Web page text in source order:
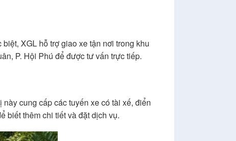
XGL hỗ trợ giao xe tận nơi trong khu
P. Hội Phú để được tư vấn trực tiếp.
cung cấp các tuyến xe có tài xế, điển
biết thêm chi tiết và đặt dịch vụ.